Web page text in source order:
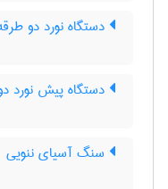
دستگاه نورد دو
دستگاه پیش نورد
سنگ آسیای ننویی